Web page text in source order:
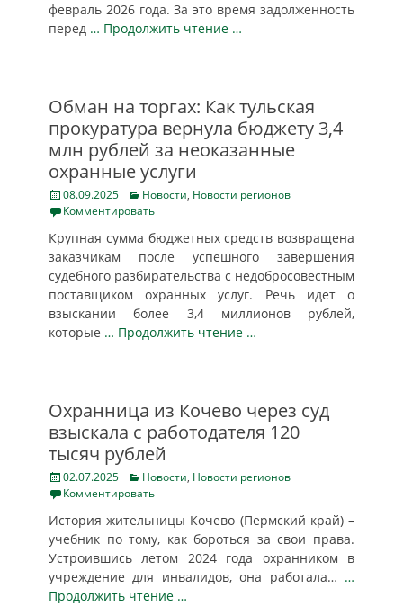
февраль 2026 года. За это время задолженность
перед … Продолжить чтение …
Обман на торгах: Как тульская
прокуратура вернула бюджету 3,4
млн рублей за неоказанные
охранные услуги
Posted
on
08.09.2025 Categories
Новости, Новости регионов
Комментировать
Крупная сумма бюджетных средств возвращена
заказчикам после успешного завершения
судебного разбирательства с недобросовестным
поставщиком охранных услуг. Речь идет о
взыскании более 3,4 миллионов рублей,
которые … Продолжить чтение …
Охранница из Кочево через суд
взыскала с работодателя 120
тысяч рублей
Posted
on
02.07.2025 Categories
Новости, Новости регионов
Комментировать
История жительницы Кочево (Пермский край) –
учебник по тому, как бороться за свои права.
Устроившись летом 2024 года охранником в
учреждение для инвалидов, она работала… …
Продолжить чтение …